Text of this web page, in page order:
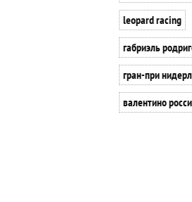
leopard racing
габриэль
гран-при
валентино росси